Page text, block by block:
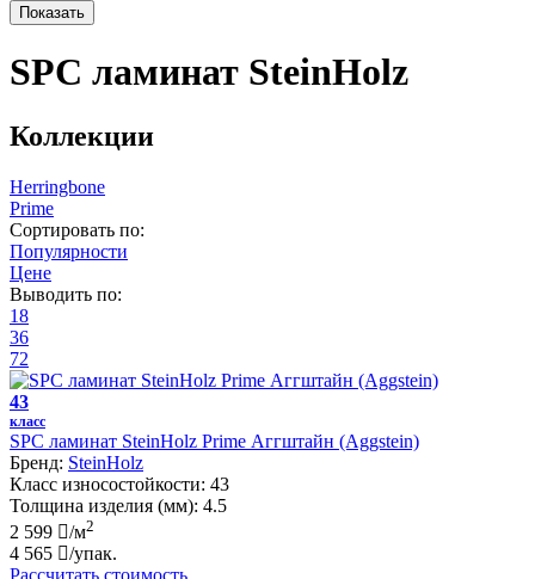
SPC ламинат SteinHolz
Коллекции
Herringbone
Prime
Сортировать по:
Популярности
Цене
Выводить по:
18
36
72
43
класс
SPC ламинат SteinHolz Prime Аггштайн (Aggstein)
Бренд: SteinHolz
Класс износостойкости: 43
Толщина изделия (мм): 4.5
2 599
/м2
4 565
/упак.